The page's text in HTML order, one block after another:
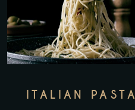
ITALIAN PASTA